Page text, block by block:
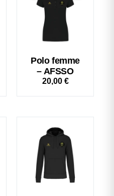
Polo femme
– AFSSO
20,00 €